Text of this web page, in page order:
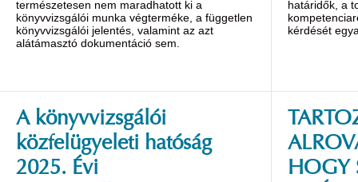
természetesen nem maradhatott ki a
könyvvizsgálói munka végterméke, a független
könyvvizsgálói jelentés, valamint az azt
alátámasztó dokumentáció sem.
határidők, a
kérdését
A könyvvizsgálói
közfelügyeleti hatóság
2025. Évi
HOGY